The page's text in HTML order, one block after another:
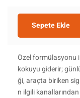
Sepete Ekle
Özel formülasyonu
kokuyu giderir;
ği, araçta biriken
n ilgili